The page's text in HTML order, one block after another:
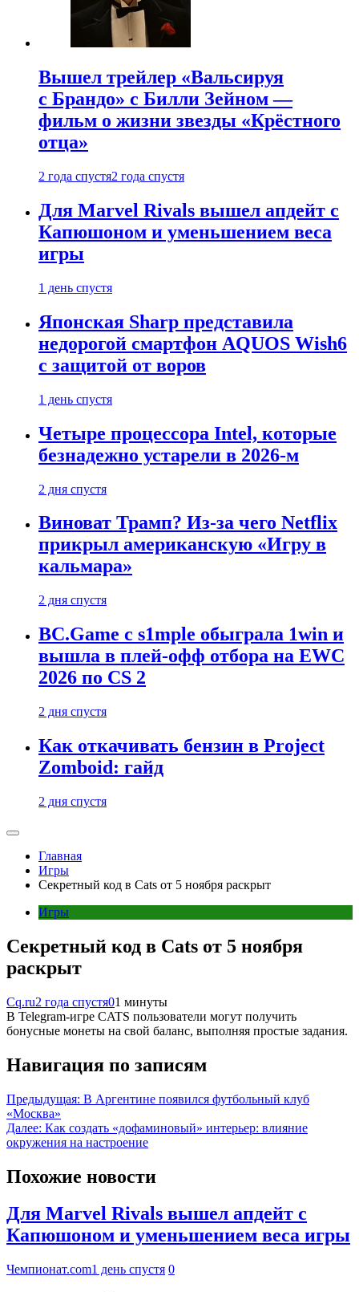
Вышел трейлер «Вальсируя
с Брандо» с Билли Зейном —
фильм о жизни звезды «Крёстного
отца»
2 года спустя2 года спустя
Для Marvel Rivals вышел апдейт с
Капюшоном и уменьшением веса
игры
1 день спустя
Японская Sharp представила
недорогой смартфон AQUOS Wish6
с защитой от воров
1 день спустя
Четыре процессора Intel, которые
безнадежно устарели в 2026-м
2 дня спустя
Виноват Трамп? Из-за чего Netflix
прикрыл американскую «Игру в
кальмара»
2 дня спустя
BC.Game с s1mple обыграла 1win и
вышла в плей-офф отбора на EWC
2026 по CS 2
2 дня спустя
Как откачивать бензин в Project
Zomboid: гайд
2 дня спустя
Главная
Игры
Секретный код в Cats от 5 ноября раскрыт
Игры
Секретный код в Cats от 5 ноября
раскрыт
Cq.ru2 года спустя01 минуты
В Telegram-игре CATS пользователи могут получить
бонусные монеты на свой баланс, выполняя простые задания.
Навигация по записям
Предыдущая: В Аргентине появился футбольный клуб
«Москва»
Далее: Как создать «дофаминовый» интерьер: влияние
окружения на настроение
Похожие новости
Для Marvel Rivals вышел апдейт с
Капюшоном и уменьшением веса игры
Чемпионат.com1 день спустя 0